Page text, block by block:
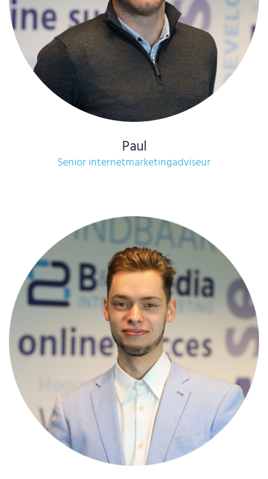
Paul
Senior internetmarketingadviseur